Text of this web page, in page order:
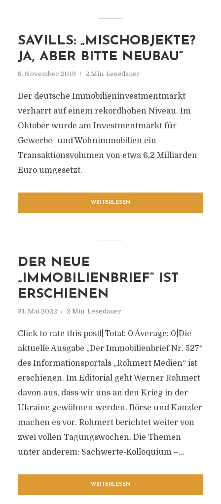
SAVILLS: „MISCHOBJEKTE?
JA, ABER BITTE NEUBAU“
8. November 2019 2 Min. Lesedauer
Der deutsche Immobilieninvestmentmarkt
verharrt auf einem rekordhohen Niveau. Im
Oktober wurde am Investmentmarkt für
Gewerbe- und Wohnimmobilien ein
Transaktionsvolumen von etwa 6,2 Milliarden
Euro umgesetzt.
WEITERLESEN
DER NEUE
„IMMOBILIENBRIEF“ IST
ERSCHIENEN
31. Mai 2022 2 Min. Lesedauer
Click to rate this post![Total: 0 Average: 0]Die
aktuelle Ausgabe „Der Immobilienbrief Nr. 527“
des Informationsportals „Rohmert Medien“ ist
erschienen. Im Editorial geht Werner Rohmert
davon aus, dass wir uns an den Krieg in der
Ukraine gewöhnen werden. Börse und Kanzler
machen es vor. Rohmert berichtet weiter von
zwei vollen Tagungswochen. Die Themen
unter anderem: Sachwerte-Kolloquium –...
WEITERLESEN